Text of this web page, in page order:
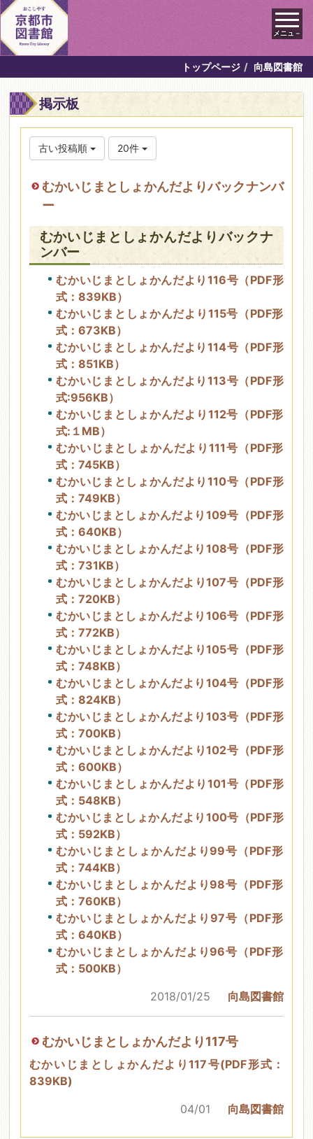
メニュ－
トップページ 向島図書館
掲示板
古い投稿順 20件
むかいじまとしょかんだよりバックナンバ
ー
むかいじまとしょかんだよりバックナ
ンバー
むかいじまとしょかんだより116号（PDF形
式：839KB）
むかいじまとしょかんだより115号（PDF形
式：673KB）
むかいじまとしょかんだより114号（PDF形
式：851KB）
むかいじまとしょかんだより113号（PDF形
式:956KB）
むかいじまとしょかんだより112号（PDF形
式:１MB）
むかいじまとしょかんだより111号（PDF形
式：745KB）
むかいじまとしょかんだより110号（PDF形
式：749KB）
むかいじまとしょかんだより109号（PDF形
式：640KB）
むかいじまとしょかんだより108号（PDF形
式：731KB）
むかいじまとしょかんだより107号（PDF形
式：720KB）
むかいじまとしょかんだより106号（PDF形
式：772KB）
むかいじまとしょかんだより105号（PDF形
式：748KB）
むかいじまとしょかんだより104号（PDF形
式：824KB）
むかいじまとしょかんだより103号（PDF形
式：700KB）
むかいじまとしょかんだより102号（PDF形
式：600KB）
むかいじまとしょかんだより101号（PDF形
式：548KB）
むかいじまとしょかんだより100号（PDF形
式：592KB）
むかいじまとしょかんだより99号（PDF形
式：744KB）
むかいじまとしょかんだより98号（PDF形
式：760KB）
むかいじまとしょかんだより97号（PDF形
式：640KB）
むかいじまとしょかんだより96号（PDF形
式：500KB）
2018/01/25
向島図書館
むかいじまとしょかんだより117号
むかいじまとしょかんだより117号(PDF形式：
839KB)
04/01
向島図書館